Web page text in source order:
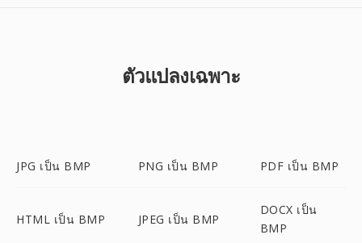
ตัวแปลงเฉพาะ
JPG เป็น BMP PNG เป็น BMP PDF เป็น BMP
HTML เป็น BMP JPEG เป็น BMP
DOCX เป็น
BMP